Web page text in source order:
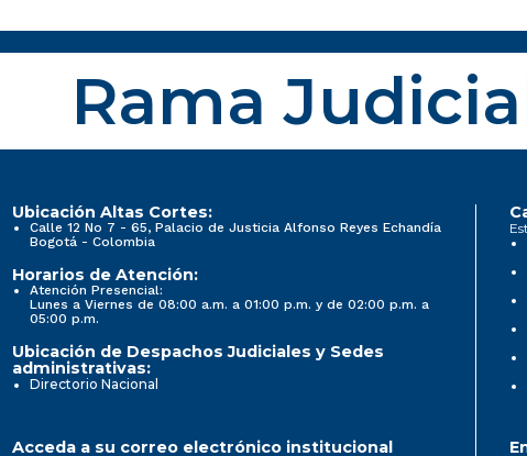
Rama
Ubicación Altas Cortes:
Calle 12 No 7 - 65, Palacio de Justicia Alfonso Reyes Echandía
Bogotá - Colombia
Horarios de Atención:
Atención Presencial:
Lunes a Viernes de 08:00 a.m. a 01:00 p.m. y de 02:00 p.m. a
05:00 p.m.
Ubicación de Despachos Judiciales y Sedes
administrativas:
Directorio Nacional
Acceda a su correo electrónico institucional